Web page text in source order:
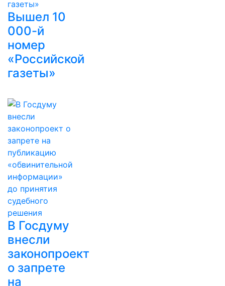
Вышел 10
000-й
номер
«Российской
газеты»
В Госдуму
внесли
законопроект
о запрете
на